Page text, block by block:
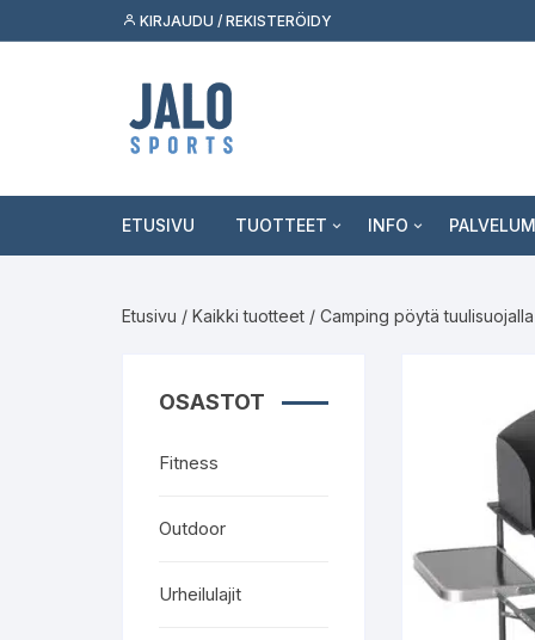
suoraan
KIRJAUDU / REKISTERÖIDY
ETUSIVU TUOTTEET
Skeittilajit
INFO
Etusivu / Kaikki tuotteet / Camping pöytä tuulisuojalla
OSASTOT
Fitness
Outdoor
Urheilulajit